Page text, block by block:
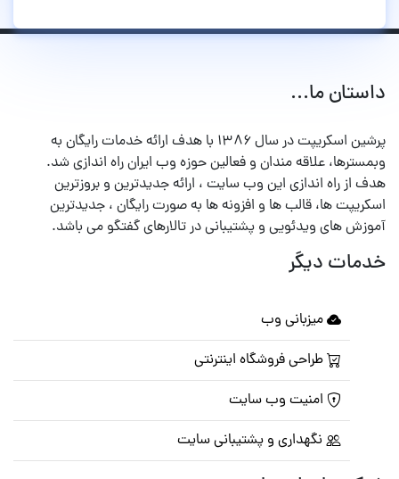
داستان ما...
پرشین اسکریپت در سال ۱۳۸۶ با هدف ارائه خدمات رایگان به
وبمسترها، علاقه مندان و فعالین حوزه وب ایران راه اندازی شد.
هدف از راه اندازی این وب سایت ، ارائه جدیدترین و بروزترین
اسکریپت ها، قالب ها و افزونه ها به صورت رایگان ، جدیدترین
آموزش های ویدئویی و پشتیبانی در تالارهای گفتگو می باشد.
خدمات دیگر
میزبانی وب
طراحی فروشگاه اینترنتی
امنیت وب سایت
نگهداری و پشتیبانی سایت